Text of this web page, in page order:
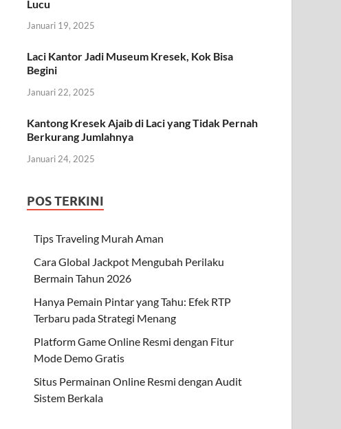
Lucu
Januari 19, 2025
Laci Kantor Jadi Museum Kresek, Kok Bisa
Begini
Januari 22, 2025
Kantong Kresek Ajaib di Laci yang Tidak Pernah
Berkurang Jumlahnya
Januari 24, 2025
POS TERKINI
Tips Traveling Murah Aman
Cara Global Jackpot Mengubah Perilaku
Bermain Tahun 2026
Hanya Pemain Pintar yang Tahu: Efek RTP
Terbaru pada Strategi Menang
Platform Game Online Resmi dengan Fitur
Mode Demo Gratis
Situs Permainan Online Resmi dengan Audit
Sistem Berkala